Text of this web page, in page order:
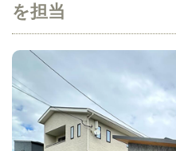
を担当